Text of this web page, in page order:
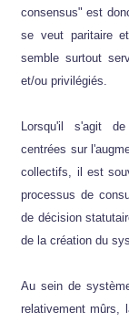
consensus" est
se veut paritaire
semble surtout
et/ou privilégiés.
Lorsqu'il s'agit
centrées sur
collectifs, il est
processus de
de décision
de la création du
Au sein de
relativement mûrs,